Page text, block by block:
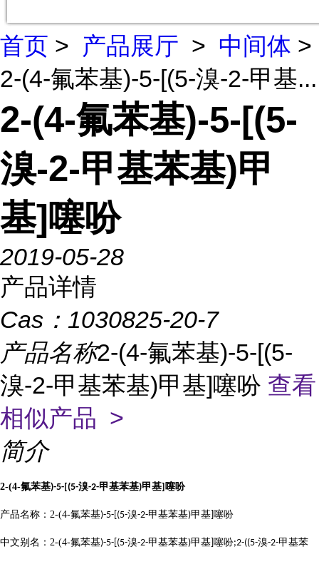
首页 > 产品展厅 > 中间体 >
2-(4-氟苯基)-5-[(5-溴-2-甲基...
2-(4-氟苯基)-5-[(5-
溴-2-甲基苯基)甲
基]噻吩
2019-05-28
产品详情
Cas： 1030825-20-7
产品名称2-(4-氟苯基)-5-[(5-
溴-2-甲基苯基)甲基]噻吩 查看
相似产品 >
简介
2-(4-氟苯基)-5-[(5-溴-2-甲基苯基)甲基] 噻吩
产品名称： 2-(4-氟苯基)-5-[(5-溴-2-甲基苯基)甲基 噻吩
中文别名： 2-(4-氟苯基)-5-[(5-溴-2-甲基苯基)甲基 噻吩;2-((5-溴-2-甲基苯